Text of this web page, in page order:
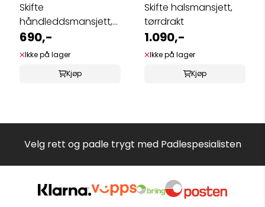
Skifte
håndleddsmansjett,
tørrdrakt (per stk)
690,-
Ikke på lager
Kjøp
Skifte halsmansjett,
tørrdrakt
1.090,-
Ikke på lager
Kjøp
Velg rett og padle trygt med Padlespesialisten